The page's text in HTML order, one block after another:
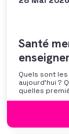
Santé
Quels sont
aujourd’hui ?
quelles
professionnel
discussion